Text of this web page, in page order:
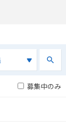
募集中のみ